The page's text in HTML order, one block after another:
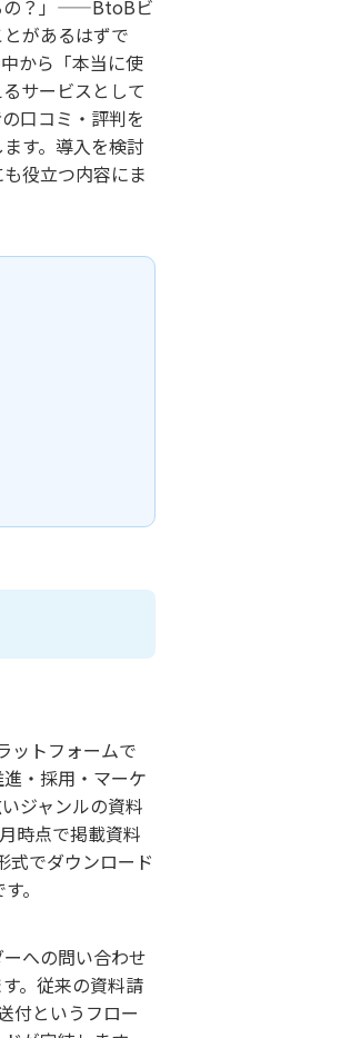
の？」——BtoBビ
があるはずで
から「本当に使
サービスとして
口コミ・評判を
す。導入を検討
役立つ内容にま
ットフォームで
・採用・マーケ
ジャンルの資料
時点で掲載資料
式でダウンロード
。
への問い合わせ
。従来の資料請
付というフロー